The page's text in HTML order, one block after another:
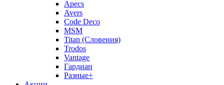
Apecs
Avers
Code Deco
MSM
Titan (Словения)
Trodos
Vantage
Гардиан
Разные+